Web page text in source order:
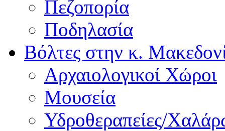
Πεζοπορία
Ποδηλασία
Βόλτες στην κ.
Αρχαιολογικοί Χώροι
Μουσεία
Υδροθεραπείες/